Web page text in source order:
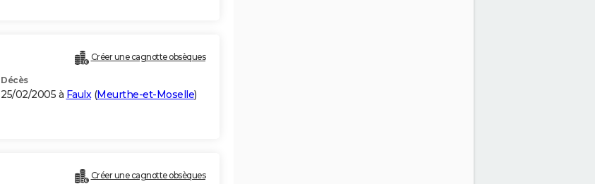
Créer une cagnotte obsèques
Décès
25/02/2005 à Faulx(Meurthe-et-Moselle)
Créer une cagnotte obsèques